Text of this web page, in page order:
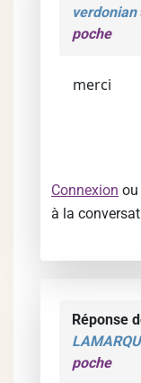
verdonian
poche
merci
Connexion ou
à la
Réponse
poche